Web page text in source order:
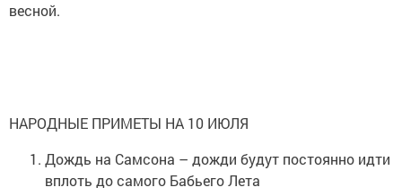
весной.
НАРОДНЫЕ ПРИМЕТЫ НА 10 ИЮЛЯ
Дождь на Самсона – дожди будут постоянно идти
вплоть до самого Бабьего Лета